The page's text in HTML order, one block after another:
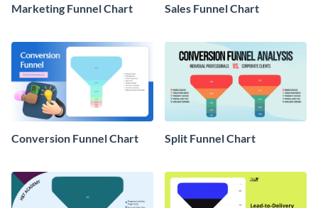
Marketing Funnel Chart Sales Funnel Chart
Conversion Funnel Chart Split Funnel Chart